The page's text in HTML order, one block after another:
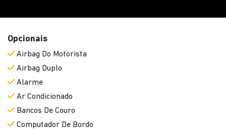
Opcionais
Airbag Do Motorista
Airbag Duplo
Alarme
Ar Condicionado
Bancos De Couro
Computador De Bordo